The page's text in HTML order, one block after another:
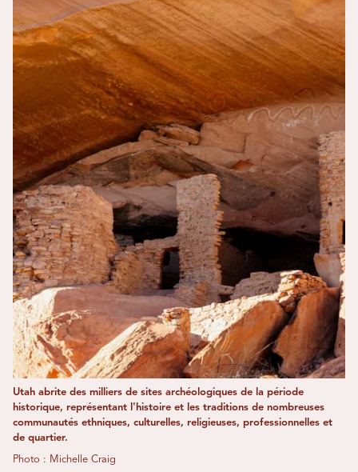
Utah abrite des milliers de sites archéologiques de la période
historique, représentant l'histoire et les traditions de nombreuses
communautés ethniques, culturelles, religieuses, professionnelles et
de quartier.
Photo : Michelle Craig